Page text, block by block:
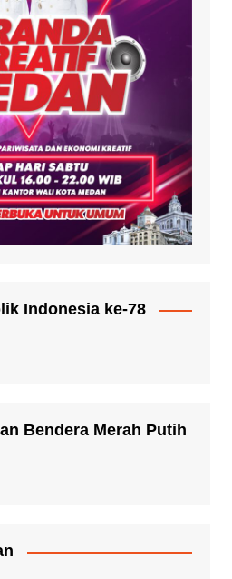
Indonesia ke-78
Bendera Merah Putih